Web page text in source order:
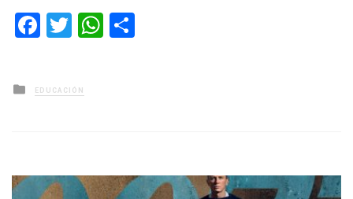
Facebook
TwitterWhatsApp
Posted
in
EDUCACIÓN